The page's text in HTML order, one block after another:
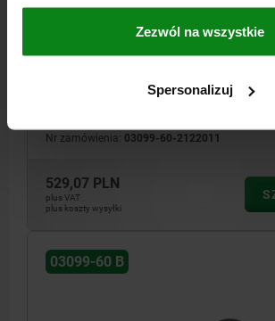
Zezwól na wszystkie
Spersonalizuj
D3=3 H=25 H1=20 H2=18,5
Nr zamówienia: 03099-60-2122011
529,07 PLN
plus VAT
plus koszty wysyłki
03099-60 B